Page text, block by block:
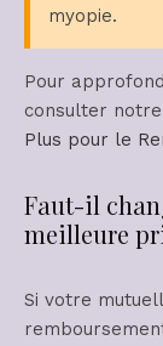
myopie.
Pour
consulter
Plus pour le
Faut-il
meilleure
Si votre